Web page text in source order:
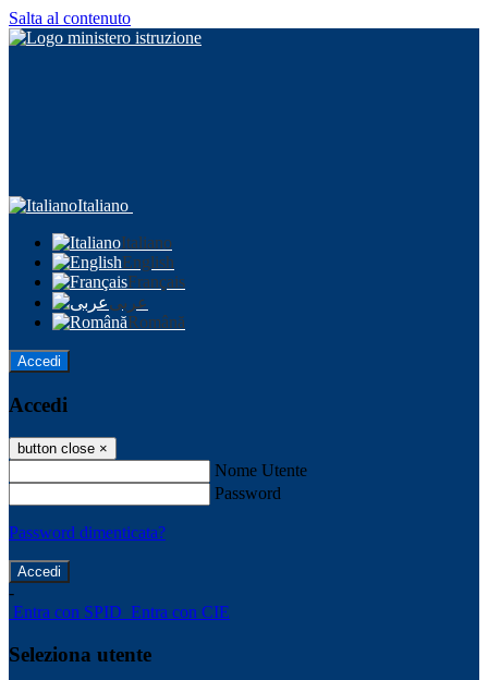
Salta al contenuto
Italiano
Italiano
English
Français
عربى
Română
Accedi
Accedi
button close ×
Nome Utente
Password
Password dimenticata?
-
Entra con SPID Entra con CIE
Seleziona utente